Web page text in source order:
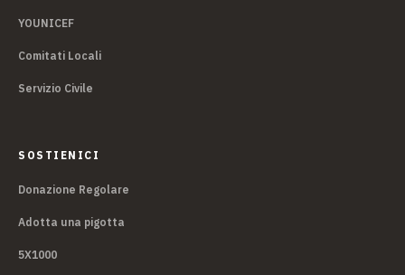
YOUNICEF
Comitati Locali
Servizio Civile
SOSTIENICI
Donazione Regolare
Adotta una pigotta
5X1000